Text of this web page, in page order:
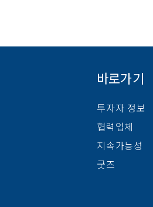
바로가기
투자자 정보
협력업체
지속가능성
굿즈